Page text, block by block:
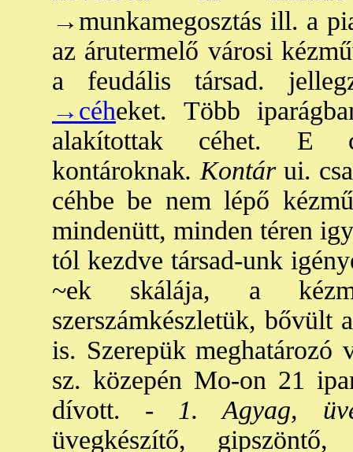
→munkamegosztás ill. a
az árutermelő városi
a feudális társad.
→céheket. Több
alakítottak céhet. E
kontároknak. Kontárui.
céhbe be nem lépő
mindenütt, minden téren
tól kezdve társad-unk
~ek skálája, a
szerszámkészletük, bővült
is. Szerepük
sz. közepén Mo-on 21
dívott. - 1. Agyag,
üvegkészítő,